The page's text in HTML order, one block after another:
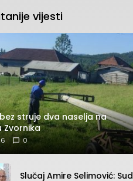
vijesti
struje dva naselja na
Zvornika
0
Slučaj Amire Selimović: Sud